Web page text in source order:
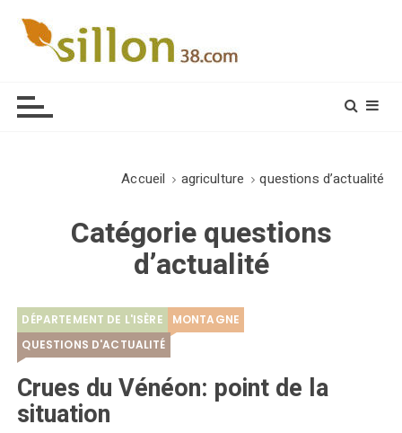
Accueil agriculture questions d’actualité
Catégoriequestions
d’actualité
DÉPARTEMENT DE L'ISÈRE
MONTAGNE
QUESTIONS D'ACTUALITÉ
Crues du Vénéon: point de la
situation